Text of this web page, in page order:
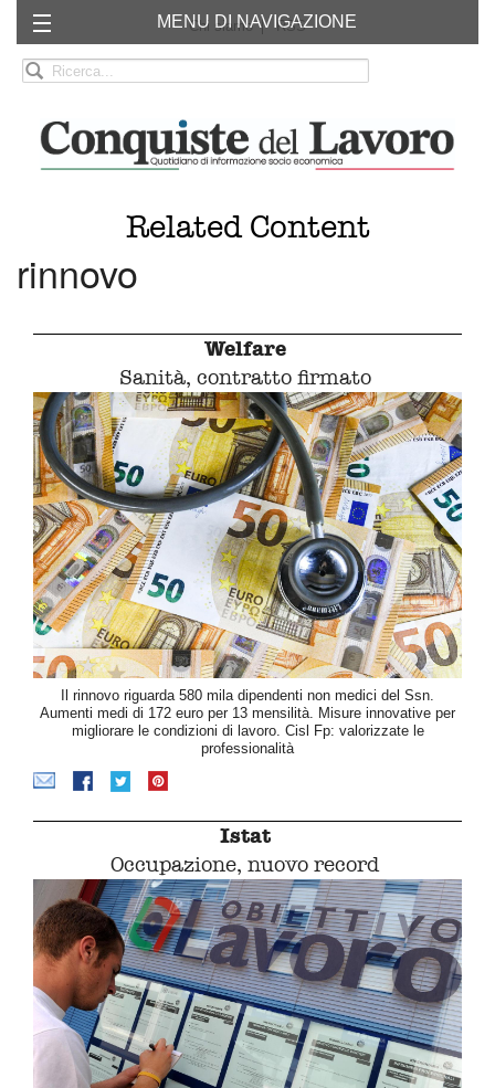
Chi siamo RSS
MENU DI NAVIGAZIONE
Related Content
rinnovo
Welfare
Sanità, contratto firmato
Il rinnovo riguarda 580 mila dipendenti non medici del Ssn.
Aumenti medi di 172 euro per 13 mensilità. Misure innovative per
migliorare le condizioni di lavoro. Cisl Fp: valorizzate le
professionalità
Istat
Occupazione, nuovo record